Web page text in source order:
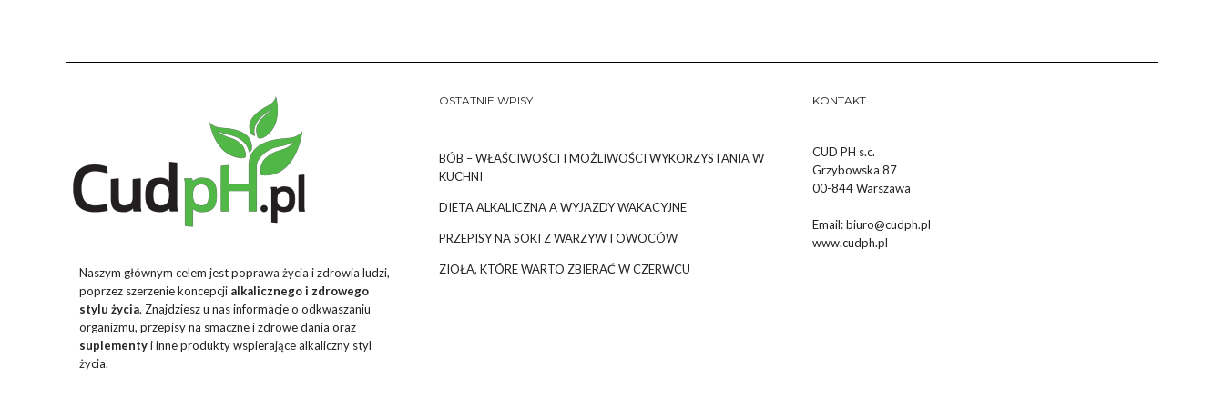
Naszym głównym celem jest poprawa życia i zdrowia ludzi,
poprzez szerzenie koncepcji alkalicznego i zdrowego
stylu życia. Znajdziesz u nas informacje o odkwaszaniu
organizmu, przepisy na smaczne i zdrowe dania oraz
suplementyi inne produkty wspierające alkaliczny styl
życia.
OSTATNIE WPISY
BÓB – WŁAŚCIWOŚCI I MOŻLIWOŚCI WYKORZYSTANIA W
KUCHNI
DIETA ALKALICZNA A WYJAZDY WAKACYJNE
PRZEPISY NA SOKI Z WARZYW I OWOCÓW
ZIOŁA, KTÓRE WARTO ZBIERAĆ W CZERWCU
KONTAKT
CUD PH s.c.
Grzybowska 87
00-844 Warszawa
Email:biuro@cudph.pl
www.cudph.pl